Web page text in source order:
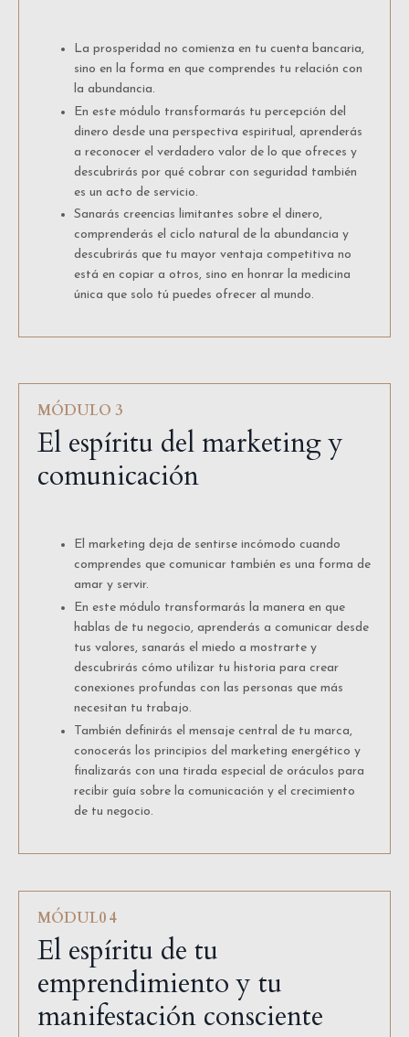
La prosperidad no comienza en tu cuenta bancaria,
sino en la forma en que comprendes tu relación con
la abundancia.
En este módulo transformarás tu percepción del
dinero desde una perspectiva espiritual, aprenderás
a reconocer el verdadero valor de lo que ofreces y
descubrirás por qué cobrar con seguridad también
es un acto de servicio.
Sanarás creencias limitantes sobre el dinero,
comprenderás el ciclo natural de la abundancia y
descubrirás que tu mayor ventaja competitiva no
está en copiar a otros, sino en honrar la medicina
única que solo tú puedes ofrecer al mundo.
MÓDULO 3
El espíritu del marketing y
comunicación
El marketing deja de sentirse incómodo cuando
comprendes que comunicar también es una forma de
amar y servir.
En este módulo transformarás la manera en que
hablas de tu negocio, aprenderás a comunicar desde
tus valores, sanarás el miedo a mostrarte y
descubrirás cómo utilizar tu historia para crear
conexiones profundas con las personas que más
necesitan tu trabajo.
También definirás el mensaje central de tu marca,
conocerás los principios del marketing energético y
finalizarás con una tirada especial de oráculos para
recibir guía sobre la comunicación y el crecimiento
de tu negocio.
MÓDUL0 4
El espíritu de tu
emprendimiento y tu
manifestación consciente